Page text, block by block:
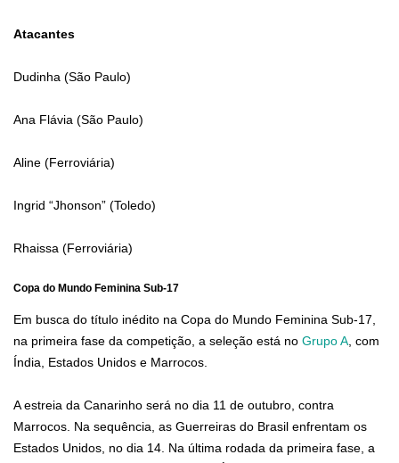
Atacantes
Dudinha (São Paulo)
Ana Flávia (São Paulo)
Aline (Ferroviária)
Ingrid “Jhonson” (Toledo)
Rhaissa (Ferroviária)
Copa do Mundo Feminina Sub-17
Em busca do título inédito na Copa do Mundo Feminina Sub-17,
na primeira fase da competição, a seleção está no Grupo A, com
Índia, Estados Unidos e Marrocos.
A estreia da Canarinho será no dia 11 de outubro, contra
Marrocos. Na sequência, as Guerreiras do Brasil enfrentam os
Estados Unidos, no dia 14. Na última rodada da primeira fase, a